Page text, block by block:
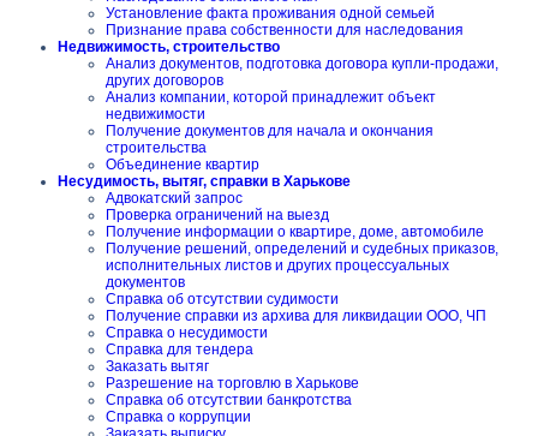
Установление факта проживания одной семьей
Признание права собственности для наследования
Недвижимость, строительство
Анализ документов, подготовка договора купли-продажи,
других договоров
Анализ компании, которой принадлежит объект
недвижимости
Получение документов для начала и окончания
строительства
Объединение квартир
Несудимость, вытяг, справки в Харькове
Адвокатский запрос
Проверка ограничений на выезд
Получение информации о квартире, доме, автомобиле
Получение решений, определений и судебных приказов,
исполнительных листов и других процессуальных
документов
Справка об отсутствии судимости
Получение справки из архива для ликвидации ООО, ЧП
Справка о несудимости
Справка для тендера
Заказать вытяг
Разрешение на торговлю в Харькове
Справка об отсутствии банкротства
Справка о коррупции